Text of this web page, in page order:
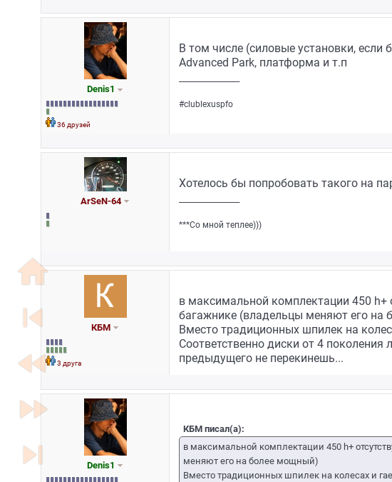
home
skip_previous
fast_rewind
fast_forward
skip_next
Denis1
36 друзей
В том числе (силовые установки, если
Advanced Park, платформа и т.п
#clublexuspfo
ArSeN-64
Хотелось бы попробовать такого на
***Со мной теплее)))
КБМ
3 друга
в максимальной комплектации 450 h+
багажнике (владельцы меняют его на
Вместо традиционных шпилек на
Соответственно диски от 4 поколения
предыдущего не перекинешь...
Denis1
КБМ писал(а):
в максимальной комплектации 450 h+
меняют его на более мощный)
Вместо традиционных шпилек на колесах и